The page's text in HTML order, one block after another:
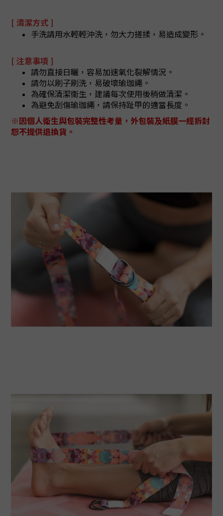
[ 清潔方式 ]
手洗請用水輕輕沖洗，勿大力搓揉，易造成變形。
[ 注意事項 ]
請勿直接日曬，容易加速氧化裂解情況。
請勿以刷子刷洗，易破壞瑜珈繩。
為確保清潔衛生，建議每次使用後稍做清潔。
為避免刮傷瑜珈繩，請保持趾甲的適當長度 。
※因個人衛生與包裝完整性考量，外包裝及紙膜一經拆封
恕不提供退換貨。